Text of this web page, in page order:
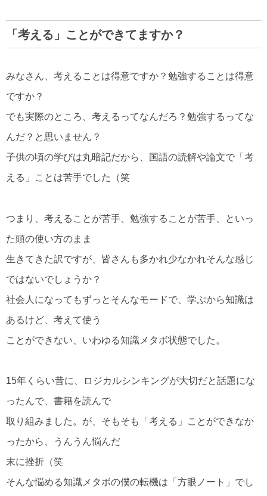
「考える」ことができてますか？
みなさん、考えることは得意ですか？勉強することは得意
ですか？
でも実際のところ、考えるってなんだろ？勉強するってな
んだ？と思いません？
子供の頃の学びは丸暗記だから、国語の読解や論文で「考
える」ことは苦手でした（笑
つまり、考えることが苦手、勉強することが苦手、といっ
た頭の使い方のまま
生きてきた訳ですが、皆さんも多かれ少なかれそんな感じ
ではないでしょうか？
社会人になってもずっとそんなモードで、学ぶから知識は
あるけど、考えて使う
ことができない、いわゆる知識メタボ状態でした。
15年くらい昔に、ロジカルシンキングが大切だと話題にな
ったんで、書籍を読んで
取り組みました。が、そもそも「考える」ことができなか
ったから、うんうん悩んだ
末に挫折（笑
そんな悩める知識メタボの僕の転機は「方眼ノート」でし